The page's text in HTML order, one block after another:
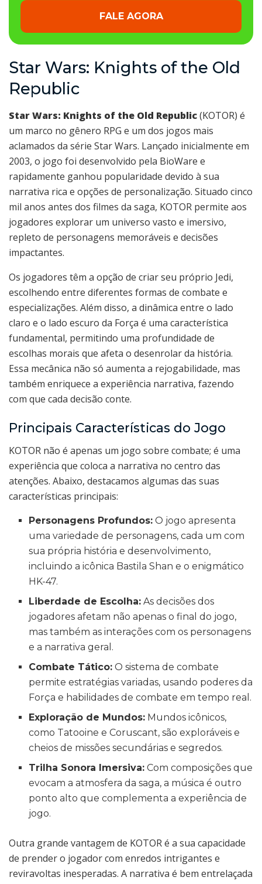
FALE AGORA
Star Wars: Knights of the Old
Republic
Star Wars: Knights of the Old Republic(KOTOR) é
um marco no gênero RPG e um dos jogos mais
aclamados da série Star Wars. Lançado inicialmente em
2003, o jogo foi desenvolvido pela BioWare e
rapidamente ganhou popularidade devido à sua
narrativa rica e opções de personalização. Situado cinco
mil anos antes dos filmes da saga, KOTOR permite aos
jogadores explorar um universo vasto e imersivo,
repleto de personagens memoráveis e decisões
impactantes.
Os jogadores têm a opção de criar seu próprio Jedi,
escolhendo entre diferentes formas de combate e
especializações. Além disso, a dinâmica entre o lado
claro e o lado escuro da Força é uma característica
fundamental, permitindo uma profundidade de
escolhas morais que afeta o desenrolar da história.
Essa mecânica não só aumenta a rejogabilidade, mas
também enriquece a experiência narrativa, fazendo
com que cada decisão conte.
Principais Características do Jogo
KOTOR não é apenas um jogo sobre combate; é uma
experiência que coloca a narrativa no centro das
atenções. Abaixo, destacamos algumas das suas
características principais:
Personagens Profundos: O jogo apresenta
uma variedade de personagens, cada um com
sua própria história e desenvolvimento,
incluindo a icônica Bastila Shan e o enigmático
HK-47.
Liberdade de Escolha: As decisões dos
jogadores afetam não apenas o final do jogo,
mas também as interações com os personagens
e a narrativa geral.
Combate Tático: O sistema de combate
permite estratégias variadas, usando poderes da
Força e habilidades de combate em tempo real.
Exploração de Mundos: Mundos icônicos,
como Tatooine e Coruscant, são exploráveis e
cheios de missões secundárias e segredos.
Trilha Sonora Imersiva: Com composições que
evocam a atmosfera da saga, a música é outro
ponto alto que complementa a experiência de
jogo.
Outra grande vantagem de KOTOR é a sua capacidade
de prender o jogador com enredos intrigantes e
reviravoltas inesperadas. A narrativa é bem entrelaçada